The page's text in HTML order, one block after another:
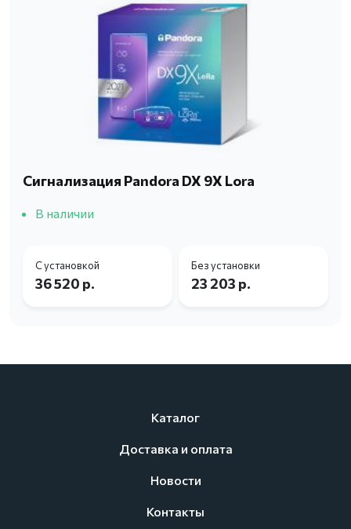
Сигнализация Pandora DX 9X Lora
В наличии
С установкой
36 520 р.
Без установки
23 203 р.
Каталог
Доставка и оплата
Новости
Контакты